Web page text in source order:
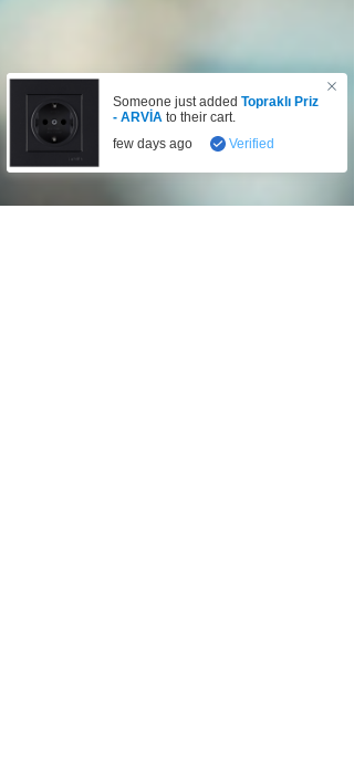
Someone just addedTopraklı Priz
- ARVİA to their cart.
few days ago
Verified